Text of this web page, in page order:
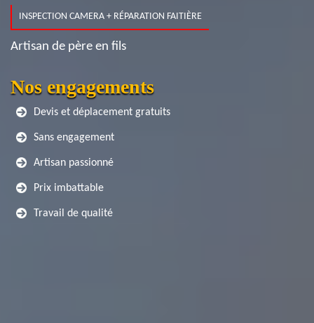
INSPECTION CAMERA + RÉPARATION FAITIÈRE
Artisan de père en fils
Nos engagements
Devis et déplacement gratuits
Sans engagement
Artisan passionné
Prix imbattable
Travail de qualité